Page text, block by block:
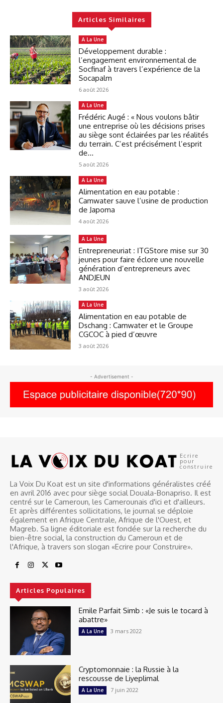
Articles Similaires
A La Une
Développement durable :
l’engagement environnemental de
Socfinaf à travers l’expérience de la
Socapalm
6 août 2026
A La Une
Frédéric Augé : « Nous voulons bâtir
une entreprise où les décisions prises
au siège sont éclairées par les réalités
du terrain. C’est précisément l’esprit
de...
5 août 2026
A La Une
Alimentation en eau potable :
Camwater sauve l’usine de production
de Japoma
4 août 2026
A La Une
Entrepreneuriat : ITGStore mise sur 30
jeunes pour faire éclore une nouvelle
génération d’entrepreneurs avec
ANDJEUN
3 août 2026
A La Une
Alimentation en eau potable de
Dschang : Camwater et le Groupe
CGCOC à pied d’œuvre
3 août 2026
- Advertisement -
Ecrire
pour
construire
La Voix Du Koat est un site d'informations généralistes créé
en avril 2016 avec pour siège social Douala-Bonapriso. Il est
centré sur le Cameroun, les Camerounais d'ici et d'ailleurs.
Et après différentes sollicitations, le journal se déploie
également en Afrique Centrale, Afrique de l'Ouest, et
Magreb. Sa ligne éditoriale est fondée sur la recherche du
bien-être social, la construction du Cameroun et de
l'Afrique, à travers son slogan «Ecrire pour Construire».
Articles Populaires
Emile Parfait Simb : «Je suis le tocard à
abattre»
A La Une 3 mars 2022
Cryptomonnaie : la Russie à la
rescousse de Liyeplimal
A La Une 7 juin 2022